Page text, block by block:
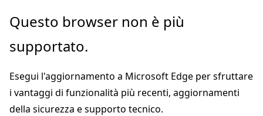
Ignora
passa
contenuto
principale
Questo browser non è più
supportato.
Esegui l'aggiornamento a Microsoft Edge per sfruttare
i vantaggi di funzionalità più recenti, aggiornamenti
della sicurezza e supporto tecnico.